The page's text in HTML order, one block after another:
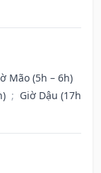
Mão (5h – 6h)
; Giờ Dậu (17h